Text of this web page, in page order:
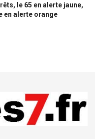
le 65 en alerte jaune,
en alerte orange